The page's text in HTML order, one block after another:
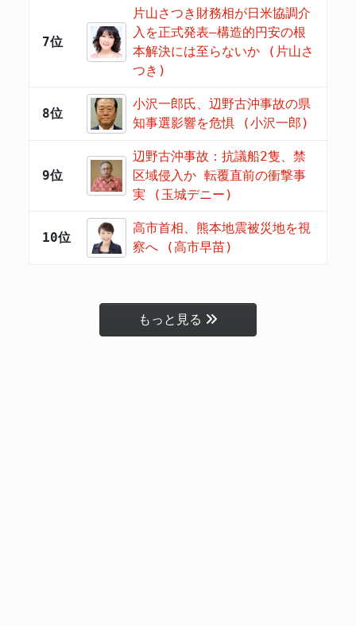
7位
片山さつき財務相が日米協調介
入を正式発表―構造的円安の根
本解決には至らないか (片山さ
つき)
8位
小沢一郎氏、辺野古沖事故の県
知事選影響を危惧 (小沢一郎)
9位
辺野古沖事故：抗議船2隻、禁
区域侵入か 転覆直前の衝撃事
実 (玉城デニー)
10位
高市首相、熊本地震被災地を視
察へ (高市早苗)
もっと見る